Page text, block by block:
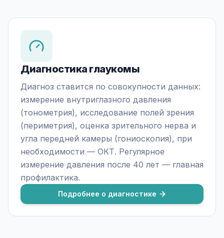
Диагностика глаукомы
Диагноз ставится по совокупности данных:
измерение внутриглазного давления
(тонометрия), исследование полей зрения
(периметрия), оценка зрительного нерва и
угла передней камеры (гониоскопия), при
необходимости — ОКТ. Регулярное
измерение давления после 40 лет — главная
профилактика.
Подробнее о диагностике